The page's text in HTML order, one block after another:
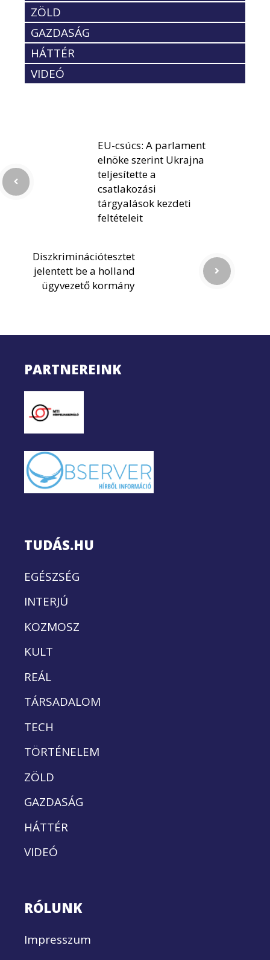
ZÖLD
GAZDASÁG
HÁTTÉR
VIDEÓ
EU-csúcs: A parlament
elnöke szerint Ukrajna
teljesítette a
csatlakozási
tárgyalások kezdeti
feltételeit
Diszkriminációtesztet
jelentett be a holland
ügyvezető kormány
PARTNEREINK
TUDÁS.HU
EGÉSZSÉG
INTERJÚ
KOZMOSZ
KULT
REÁL
TÁRSADALOM
TECH
TÖRTÉNELEM
ZÖLD
GAZDASÁG
HÁTTÉR
VIDEÓ
RÓLUNK
Impresszum